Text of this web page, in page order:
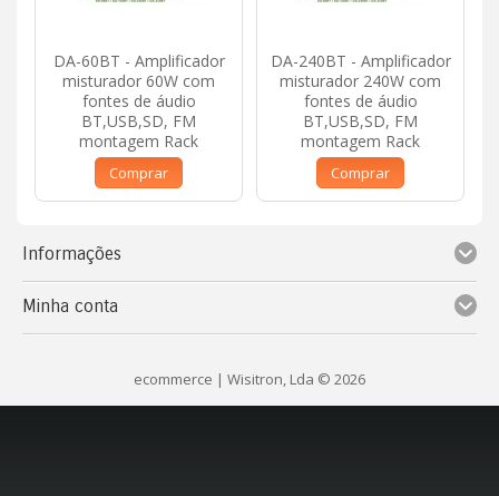
DA-60BT - Amplificador
misturador 60W com
fontes de áudio
BT,USB,SD, FM
montagem Rack
Comprar
DA-240BT - Amplificador
misturador 240W com
fontes de áudio
BT,USB,SD, FM
montagem Rack
Comprar
Informações
Minha conta
ecommerce | Wisitron, Lda © 2026